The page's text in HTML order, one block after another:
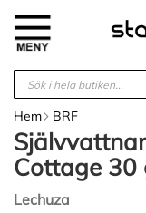
innehållet
Hem BRF
Cottage 30
Lechuza